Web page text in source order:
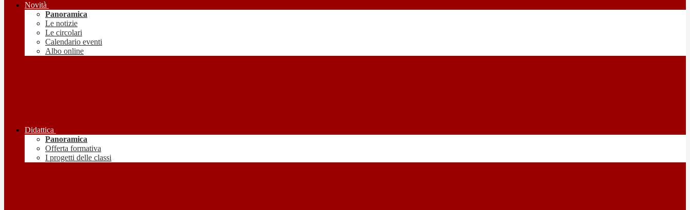
Novità
Panoramica
Le notizie
Le circolari
Calendario eventi
Albo online
Didattica
Panoramica
Offerta formativa
I progetti delle classi